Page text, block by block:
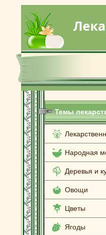
Темы
Народная
Деревья и
Овощи
Цветы
Ягоды